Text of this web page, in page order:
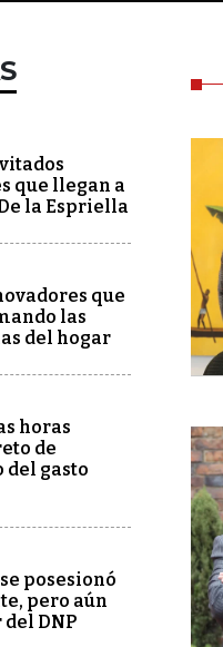
que llegan a
la Espriella
que
las
del hogar
horas
de
gasto
posesionó
pero aún
DNP